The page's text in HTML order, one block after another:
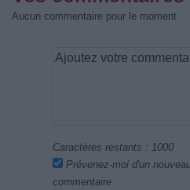
Aucun commentaire pour le moment
Caractères restants : 1000
Prévenez-moi d'un
commentaire